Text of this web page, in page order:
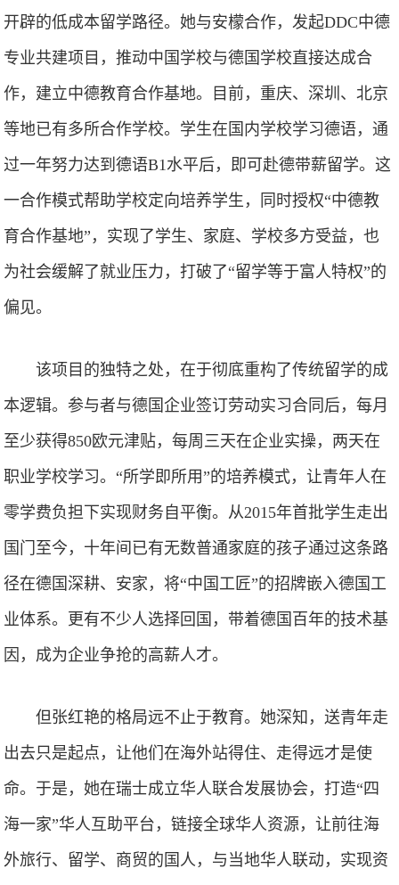
开辟的低成本留学路径。她与安檬合作，发起DDC中德
专业共建项目，推动中国学校与德国学校直接达成合
作，建立中德教育合作基地。目前，重庆、深圳、北京
等地已有多所合作学校。学生在国内学校学习德语，通
过一年努力达到德语B1水平后，即可赴德带薪留学。这
一合作模式帮助学校定向培养学生，同时授权“中德教
育合作基地”，实现了学生、家庭、学校多方受益，也
为社会缓解了就业压力，打破了“留学等于富人特权”的
偏见。
该项目的独特之处，在于彻底重构了传统留学的成
本逻辑。参与者与德国企业签订劳动实习合同后，每月
至少获得850欧元津贴，每周三天在企业实操，两天在
职业学校学习。“所学即所用”的培养模式，让青年人在
零学费负担下实现财务自平衡。从2015年首批学生走出
国门至今，十年间已有无数普通家庭的孩子通过这条路
径在德国深耕、安家，将“中国工匠”的招牌嵌入德国工
业体系。更有不少人选择回国，带着德国百年的技术基
因，成为企业争抢的高薪人才。
但张红艳的格局远不止于教育。她深知，送青年走
出去只是起点，让他们在海外站得住、走得远才是使
命。于是，她在瑞士成立华人联合发展协会，打造“四
海一家”华人互助平台，链接全球华人资源，让前往海
外旅行、留学、商贸的国人，与当地华人联动，实现资